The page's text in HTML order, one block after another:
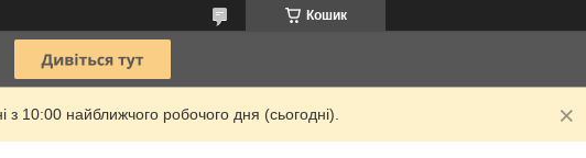
Кошик
10:00 найближчого робочого дня (сьогодні).